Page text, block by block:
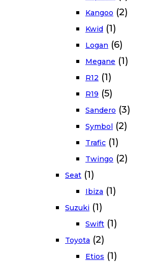
Kangoo (2)
Kwid (1)
Logan (6)
Megane (1)
R12 (1)
R19 (5)
Sandero (3)
Symbol (2)
Trafic (1)
Twingo (2)
Seat (1)
Ibiza (1)
Suzuki (1)
Swift (1)
Toyota (2)
Etios (1)